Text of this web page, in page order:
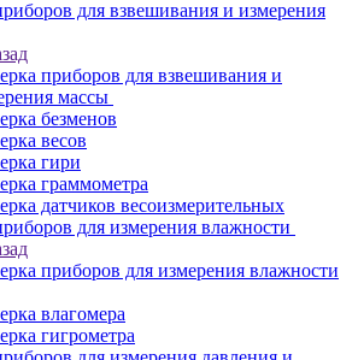
для взвешивания и измерения
приборов для взвешивания и
массы
безменов
весов
гири
граммометра
датчиков весоизмерительных
для измерения влажности
приборов для измерения влажности
влагомера
гигрометра